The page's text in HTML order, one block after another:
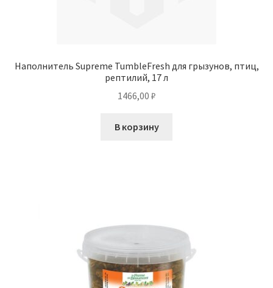
Наполнитель Supreme TumbleFresh для грызунов, птиц,
рептилий, 17 л
1466,00 ₽
В корзину